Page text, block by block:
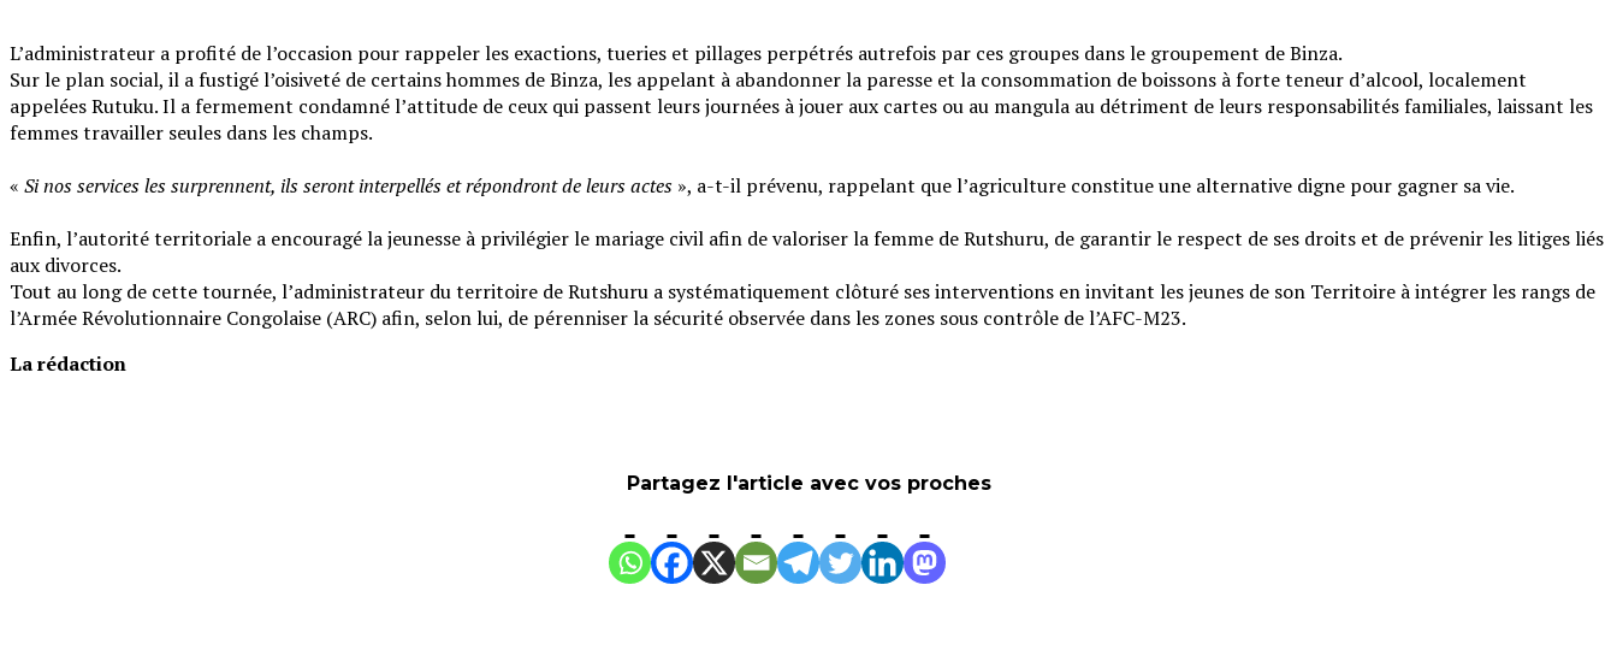
L’administrateur a profité de l’occasion pour rappeler les exactions, tueries et pillages perpétrés autrefois par ces groupes dans le groupement de Binza.
‎Sur le plan social, il a fustigé l’oisiveté de certains hommes de Binza, les appelant à abandonner la paresse et la consommation de boissons à forte teneur d’alcool, localement
appelées Rutuku. Il a fermement condamné l’attitude de ceux qui passent leurs journées à jouer aux cartes ou au mangula au détriment de leurs responsabilités familiales, laissant les
femmes travailler seules dans les champs.
‎« Si nos services les surprennent, ils seront interpellés et répondront de leurs actes », a-t-il prévenu, rappelant que l’agriculture constitue une alternative digne pour gagner sa vie.
‎Enfin, l’autorité territoriale a encouragé la jeunesse à privilégier le mariage civil afin de valoriser la femme de Rutshuru, de garantir le respect de ses droits et de prévenir les litiges liés
aux divorces.
‎Tout au long de cette tournée, l’administrateur du territoire de Rutshuru a systématiquement clôturé ses interventions en invitant les jeunes de son Territoire à intégrer les rangs de
l’Armée Révolutionnaire Congolaise (ARC) afin, selon lui, de pérenniser la sécurité observée dans les zones sous contrôle de l’AFC-M23.
La rédaction
Partagez l'article avec vos proches